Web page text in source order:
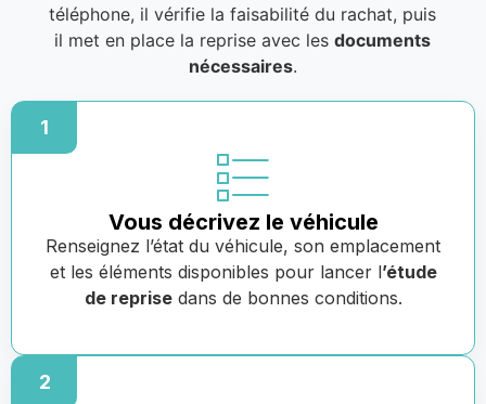
téléphone, il vérifie la faisabilité du rachat, puis
il met en place la reprise avec lesdocuments
nécessaires.
1
Vous décrivez le véhicule
Renseignez l’état du véhicule, son emplacement
et les éléments disponibles pour lancer l’étude
de reprisedans de bonnes conditions.
2